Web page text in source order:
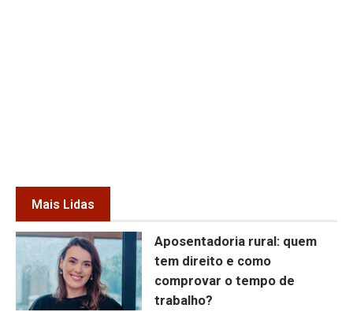
Mais Lidas
Aposentadoria rural: quem
tem direito e como
comprovar o tempo de
trabalho?